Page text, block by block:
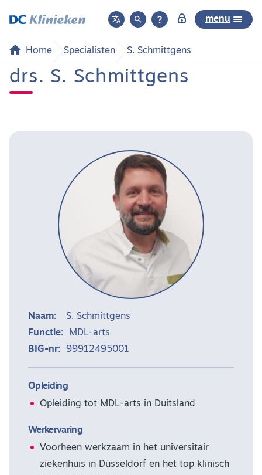
   menu
Home Specialisten S. Schmittgens
drs. S. Schmittgens
Naam:
S. Schmittgens
Functie:
MDL-arts
BIG-nr:
99912495001
Opleiding
Opleiding tot MDL-arts in Duitsland
Werkervaring
Voorheen werkzaam in het universitair
ziekenhuis in Düsseldorf en het top klinisch